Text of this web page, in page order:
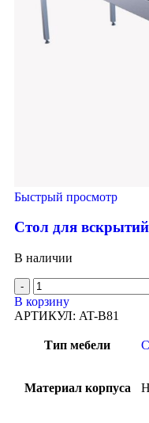
Быстрый просмотр
Стол для
В наличии
В корзину
АРТИКУЛ: AT-B81
Тип мебели
Материал корпуса